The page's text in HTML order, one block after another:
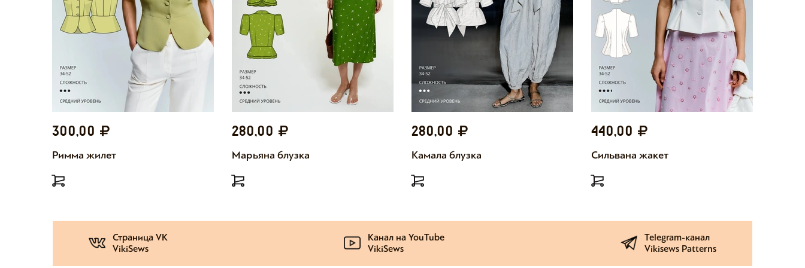
300,00
Римма жилет
280,00
Марьяна блузка
280,00
Камала блузка
440,00
Сильвана жакет
Страница VK
VikiSews
Канал на YouTube
VikiSews
Telegram-канал
Vikisews Patterns